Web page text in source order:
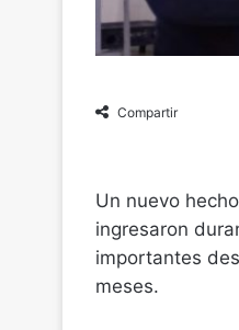
Compartir
Un nuevo
ingresaron
importantes
meses.